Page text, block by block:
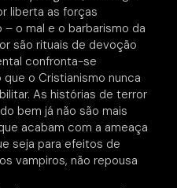
liberta as forças
o mal e o barbarismo da
são rituais de devoção
confronta-se
o Cristianismo nunca
As histórias de terror
bem já não são mais
acabam com a ameaça
seja para efeitos de
vampiros, não repousa